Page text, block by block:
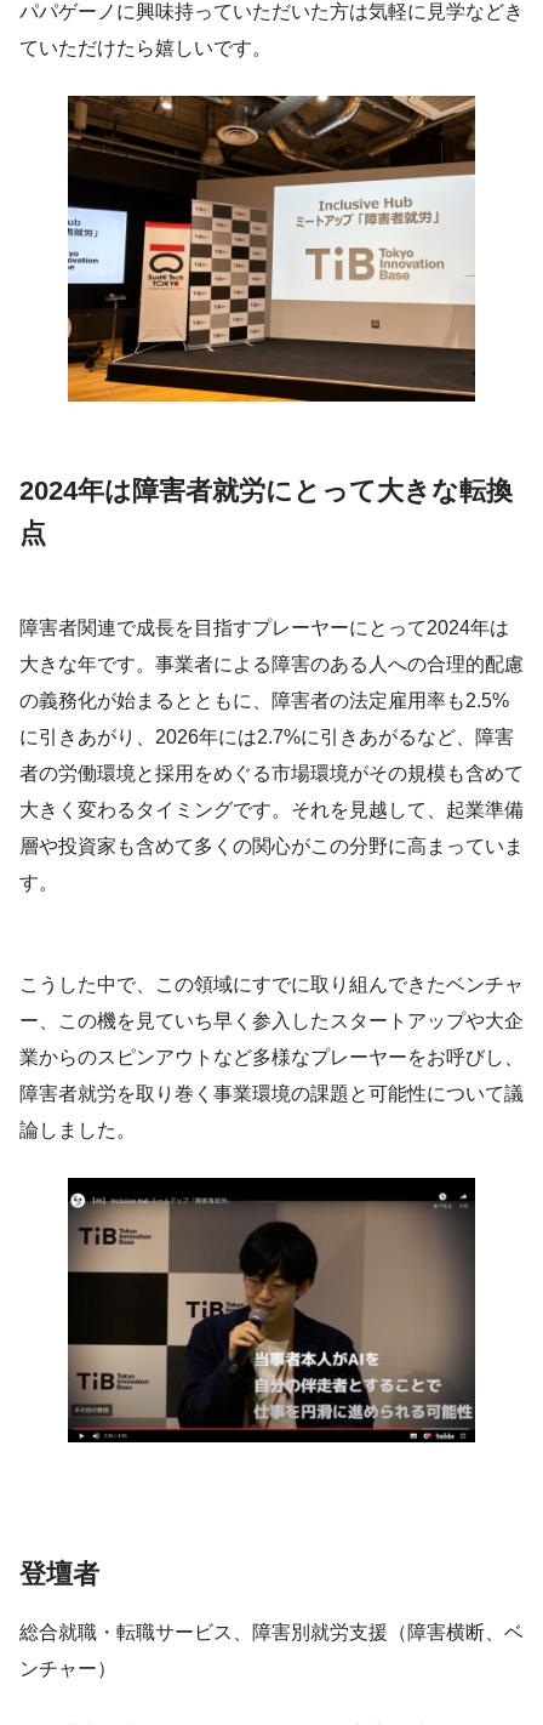
パパゲーノに興味持っていただいた方は気軽に見学などき
ていただけたら嬉しいです。
2024年は障害者就労にとって大きな転換
点
障害者関連で成長を目指すプレーヤーにとって2024年は
大きな年です。事業者による障害のある人への合理的配慮
の義務化が始まるとともに、障害者の法定雇用率も2.5%
に引きあがり、2026年には2.7%に引きあがるなど、障害
者の労働環境と採用をめぐる市場環境がその規模も含めて
大きく変わるタイミングです。それを見越して、起業準備
層や投資家も含めて多くの関心がこの分野に高まっていま
す。
こうした中で、この領域にすでに取り組んできたベンチャ
ー、この機を見ていち早く参入したスタートアップや大企
業からのスピンアウトなど多様なプレーヤーをお呼びし、
障害者就労を取り巻く事業環境の課題と可能性について議
論しました。
登壇者
総合就職・転職サービス、障害別就労支援（障害横断、ベ
ンチャー）